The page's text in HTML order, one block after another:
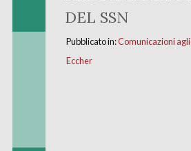
DEL SSN
Pubblicato in:Comunicazioni
Eccher